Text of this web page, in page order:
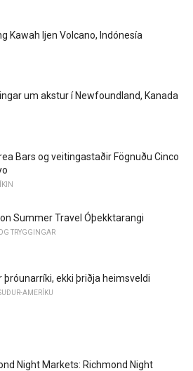
Kawah Ijen Volcano, Indónesía
um akstur í Newfoundland, Kanada
Bars og veitingastaðir Fögnuðu Cinco
Summer Travel Óþekktarangi
TRYGGINGAR
þróunarríki, ekki þriðja heimsveldi
AMERÍKU
Night Markets: Richmond Night